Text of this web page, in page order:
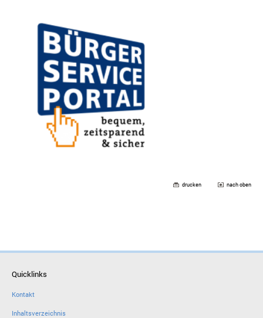
drucken nach oben
Quicklinks
Kontakt
Inhaltsverzeichnis